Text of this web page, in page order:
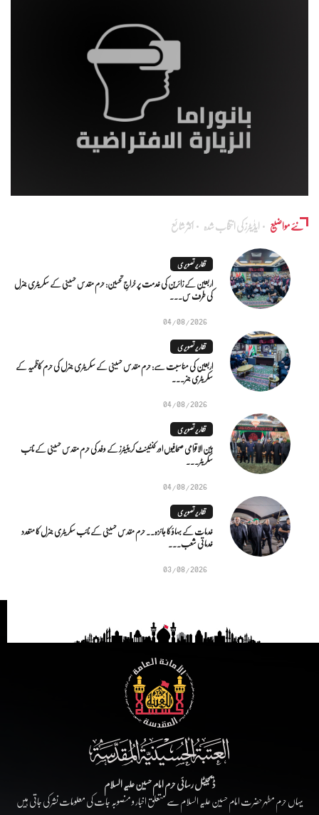
نئے مواضیع ایڈٰیٹرز کی انتخاب شدہ اکثر شائع
تقاریر تصویری
اربعین کے زائرین کی خدمت پر خراجِ تحسین: حرم مقدس حسینی کے سکریٹری جنرل
کی طرف س...
04/08/2026
تقاریر تصویری
اربعین کی مناسبت سے: حرم مقدس حسینی کے سکریٹری جنرل کی حرم کاظمیہ کے
سکریٹری جنر...
04/08/2026
تقاریر تصویری
بین الاقوامی صحافیوں اور کنٹینٹ کریئیٹرز کے وفد کی حرم مقدس حسینی کے نائب
سکریٹر...
04/08/2026
تقاریر تصویری
خدمات کے بہاؤ کا جائزہ.. حرم مقدس حسینی کے نائب سکریٹری جنرل کا متعدد
خدماتی شعب...
03/08/2026
ڈیجیٹل رسائی حرم امام حسین علیہ السلام
یہاں حرم مطہر حضرت امام حسین علیہ السلام سے متعلق اخبار و منصوبہ جات کی معلومات نشر کی جاتی ہیں